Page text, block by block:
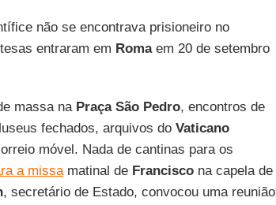
não se encontrava prisioneiro no
entraram em Romaem 20 de setembro
massa na Praça São Pedro, encontros de
fechados, arquivos do Vaticano
móvel. Nada de cantinas para os
a missamatinal de Franciscona capela de
, secretário de Estado, convocou uma reunião